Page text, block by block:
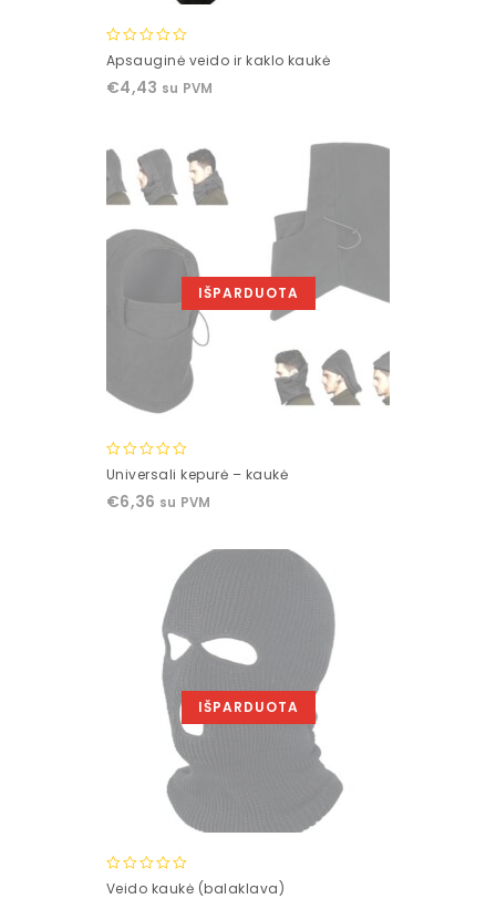
0
of
Apsauginė veido ir kaklo kaukė
€4,43 su PVM
IŠPARDUOTA
0
of
Universali kepurė – kaukė
€6,36 su PVM
IŠPARDUOTA
0
Veido kaukė (balaklava)